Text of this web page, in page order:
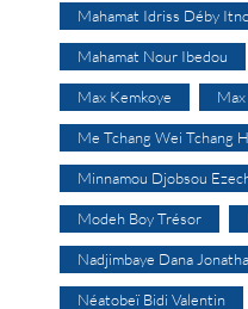
Mahamat Idriss Déby
Mahamat Nour Ibedou
Max Kemkoye
Me Tchang Wei Tchang
Minnamou Djobsou
Modeh Boy Trésor
Nadjimbaye Dana
Néatobeï Bidi Valentin